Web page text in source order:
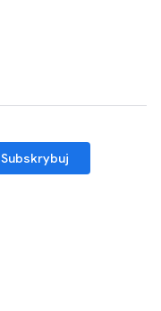
Subskrybuj